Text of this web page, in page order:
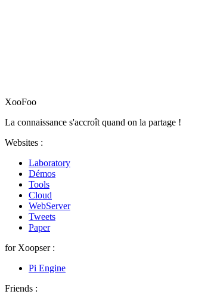
XooFoo
La connaissance s'accroît quand on la partage !
Websites :
Laboratory
Démos
Tools
Cloud
WebServer
Tweets
Paper
for Xoopser :
Pi Engine
Friends :